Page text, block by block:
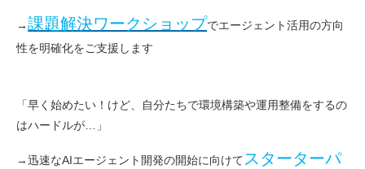
→課題解決ワークショップでエージェント活用の方向
性を明確化をご支援します
「早く始めたい！けど、自分たちで環境構築や運用整備をするの
はハードルが…」
→迅速なAIエージェント開発の開始に向けて スターターパ